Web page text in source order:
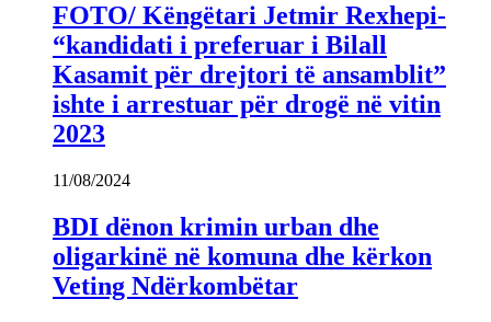
FOTO/ Këngëtari Jetmir Rexhepi-
“kandidati i preferuar i Bilall
Kasamit për drejtori të ansamblit”
ishte i arrestuar për drogë në vitin
2023
11/08/2024
BDI dënon krimin urban dhe
oligarkinë në komuna dhe kërkon
Veting Ndërkombëtar